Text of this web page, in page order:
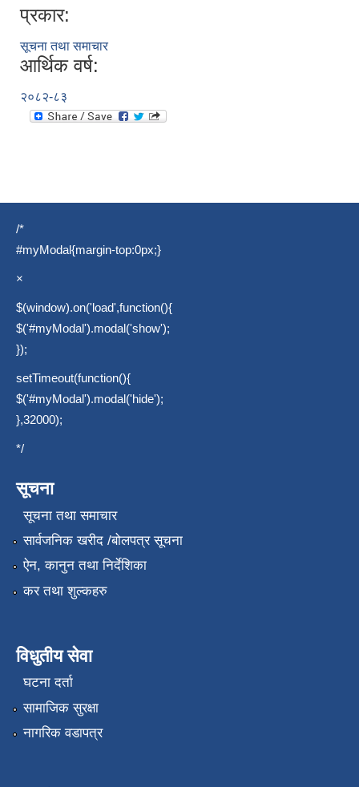
प्रकार:
सूचना तथा समाचार
आर्थिक वर्ष:
२०८२-८३
/*
#myModal{margin-top:0px;}
×
$(window).on('load',function(){
$('#myModal').modal('show');
});
setTimeout(function(){
$('#myModal').modal('hide');
},32000);
*/
सूचना
सूचना तथा समाचार
सार्वजनिक खरीद /बोलपत्र सूचना
ऐन, कानुन तथा निर्देशिका
कर तथा शुल्कहरु
विधुतीय सेवा
घटना दर्ता
सामाजिक सुरक्षा
नागरिक वडापत्र